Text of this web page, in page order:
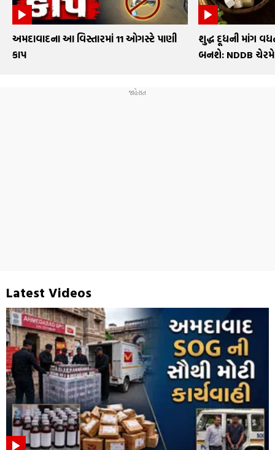
અમદાવાદના આ વિસ્તારમાં 11 ઓગસ્ટે પાણી
કાપ
શુદ્ધ દૂધની માંગ
બનશે: NDDB
Latest Videos